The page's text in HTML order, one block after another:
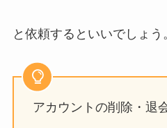
と依頼するといいでしょう
アカウントの削除・退